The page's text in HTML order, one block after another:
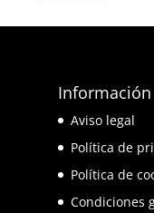
Información
Aviso legal
Política de
Política de
Condiciones